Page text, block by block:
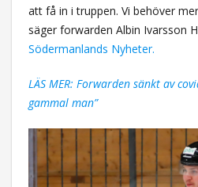
att få in i truppen. Vi behöver
säger forwarden Albin Ivarsson
Södermanlands Nyheter.
LÄS MER: Forwarden sänkt av
gammal man”